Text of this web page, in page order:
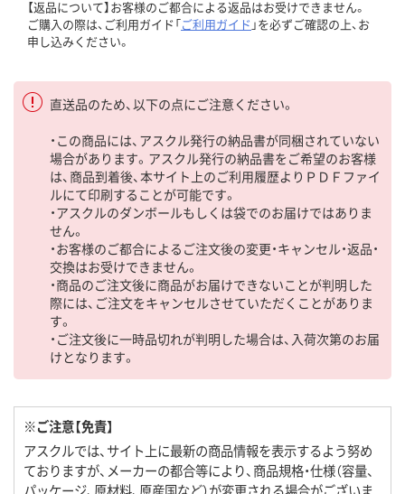
【返品について】お客様のご都合による返品はお受けできません。
ご購入の際は、ご利用ガイド「ご利用ガイド 」を必ずご確認の上、お
申し込みください。
直送品のため、以下の点にご注意ください。
・この商品には、アスクル発行の納品書が同梱されていない
場合があります。アスクル発行の納品書をご希望のお客様
は、商品到着後、本サイト上のご利用履歴よりＰＤＦファイ
ルにて印刷することが可能です。
・アスクルのダンボールもしくは袋でのお届けではありま
せん。
・お客様のご都合によるご注文後の変更・キャンセル・返品・
交換はお受けできません。
・商品のご注文後に商品がお届けできないことが判明した
際には、ご注文をキャンセルさせていただくことがありま
す。
・ご注文後に一時品切れが判明した場合は、入荷次第のお届
けとなります。
※ご注意【免責】
アスクルでは、サイト上に最新の商品情報を表示するよう努め
ておりますが、メーカーの都合等により、商品規格・仕様（容量、
パッケージ、原材料、原産国など）が変更される場合がございま